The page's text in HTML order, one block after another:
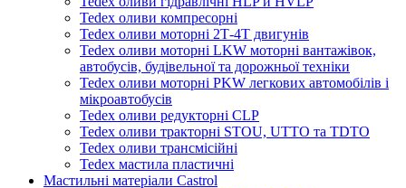
Tedex оливи компресорні
Tedex оливи моторні 2Т-4Т двигунів
Tedex оливи моторні LKW моторні вантажівок,
автобусів, будівельної та дорожньої техніки
Tedex оливи моторні PKW легкових автомобілів і
мікроавтобусів
Tedex оливи редукторні CLP
Tedex оливи тракторні STOU, UTTO та TDTO
Tedex оливи трансмісійні
Tedex мастила пластичні
Мастильні матеріали Castrol